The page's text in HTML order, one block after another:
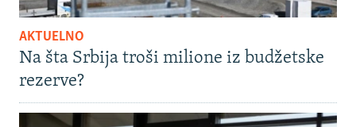
AKTUELNO
Na šta Srbija troši milione iz budžetske
rezerve?